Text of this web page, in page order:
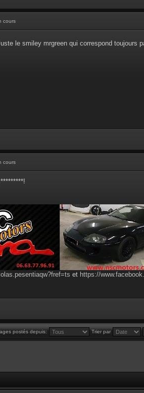
cours
le smiley mrgreen qui correspond toujours
cours
et https://
postés depuis: Trier par